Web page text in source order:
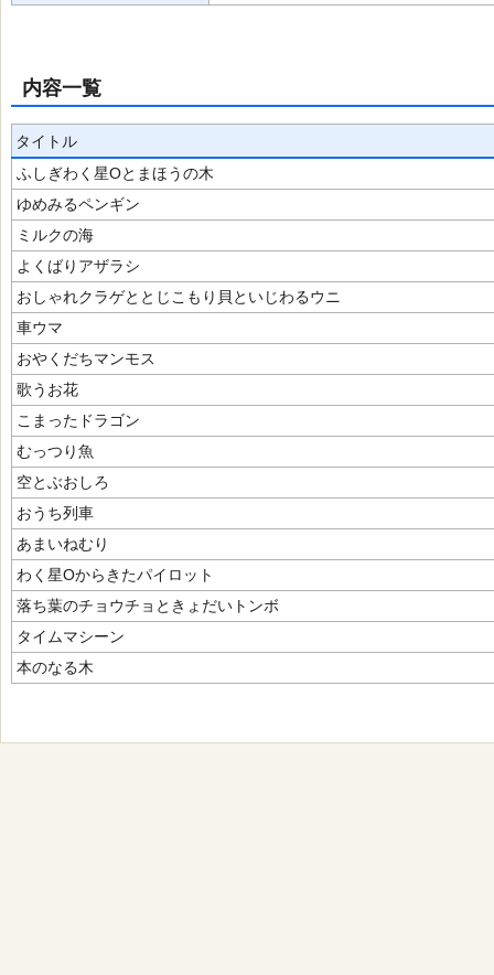
内容一覧
タイトル
ふしぎわく星Oとまほうの木
ゆめみるペンギン
ミルクの海
よくばりアザラシ
おしゃれクラゲととじこもり貝といじわるウニ
車ウマ
おやくだちマンモス
歌うお花
こまったドラゴン
むっつり魚
空とぶおしろ
おうち列車
あまいねむり
わく星Oからきたパイロット
落ち葉のチョウチョときょだいトンボ
タイムマシーン
本のなる木